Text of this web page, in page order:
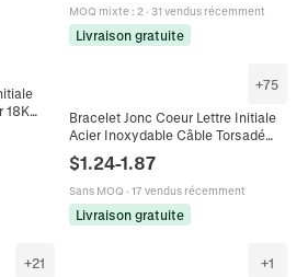
MOQ mixte: 2· 31 vendus récemment
Livraison gratuite
18K
+75
Bracelet Jonc Coeur Lettre Initiale
Acier Inoxydable Câble Torsadé
Manchette Ouverte Bijoux Mode
Femme Alphabet
$1.24-1.87
Sans MOQ · 17 vendus récemment
Livraison gratuite
+21 +1